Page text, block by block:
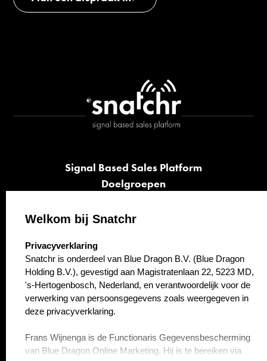
Signal Based Sales Platform
Doelgroepen
Opvolging
Over ons
Contact
Welkom bij Snatchr
select language
Privacyverklaring
Snatchr is onderdeel van Blue Dragon B.V. (Blue Dragon
Holding B.V.), gevestigd aan Magistratenlaan 22, 5223 MD,
's-Hertogenbosch, Nederland, en verantwoordelijk voor de
verwerking van persoonsgegevens zoals weergegeven in
deze privacyverklaring.
Frans Wijnenga is de Functionaris Gegevensbescherming
van Blue Dragon Online Marketing. Hij is te bereiken via